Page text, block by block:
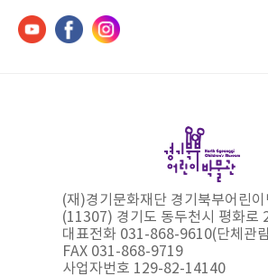
(재)경기문화재단 경기북부어린이
(11307) 경기도 동두천시 평화로
대표전화 031-868-9610(단체관
FAX 031-868-9719
사업자번호 129-82-14140